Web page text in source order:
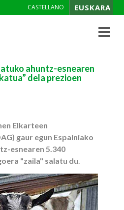
CASTELLANO EUSKARA
Toggle
ahuntz-esnearen
dela prezioen
Elkarteen
gaur egun Espainiako
esnearen 5.340
"zaila" salatu du.